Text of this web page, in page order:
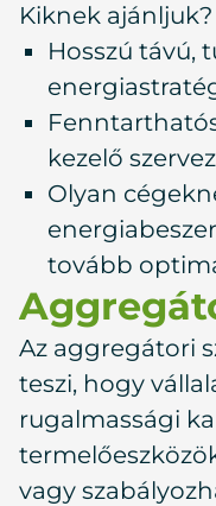
Kiknek ajánljuk?
Hosszú távú,
kezelő
Olyan
tovább
Az aggregátori
teszi, hogy
rugalmassági
vagy